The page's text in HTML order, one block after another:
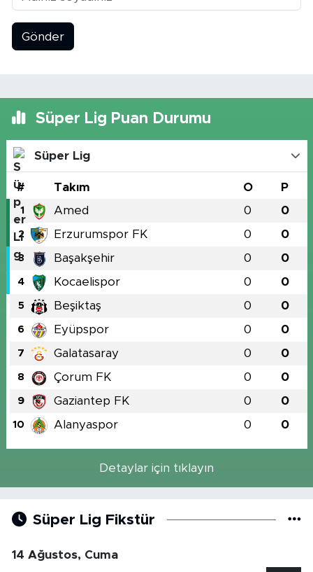
Gönder
Süper Lig Puan Durumu
Süper Lig
# Takım O P
1 Amed 0 0
2 Erzurumspor FK 0 0
3 Başakşehir 0 0
4 Kocaelispor 0 0
5 Beşiktaş 0 0
6 Eyüpspor 0 0
7 Galatasaray 0 0
8 Çorum FK 0 0
9 Gaziantep FK 0 0
10 Alanyaspor 0 0
Detaylar için tıklayın
Süper Lig Fikstür
14 Ağustos, Cuma